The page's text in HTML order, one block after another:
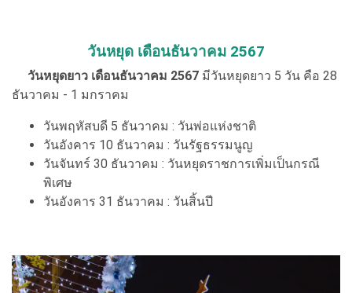
วันหยุด เดือนธันวาคม 2567
วันหยุดยาว เดือนธันวาคม 2567 มีวันหยุดยาว 5 วัน คือ 28
ธันวาคม - 1 มกราคม
วันพฤหัสบดี 5 ธันวาคม : วันพ่อแห่งชาติ
วันอังคาร 10 ธันวาคม : วันรัฐธรรมนูญ
วันจันทร์ 30 ธันวาคม : วันหยุดราชการเพิ่มเป็นกรณี
พิเศษ
วันอังคาร 31 ธันวาคม : วันสิ้นปี